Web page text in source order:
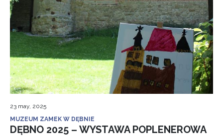
23 may, 2025
MUZEUM ZAMEK W DĘBNIE
DĘBNO 2025 – WYSTAWA POPLENEROWA